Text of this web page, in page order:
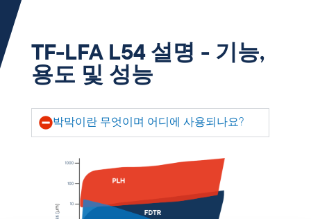
TF-LFA L54 설명 - 기능,
용도 및 성능
박막이란 무엇이며 어디에 사용되나요?